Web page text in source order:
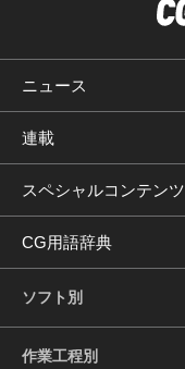
ニュース
連載
スペシャルコンテンツ
CG用語辞典
ソフト別
作業工程別